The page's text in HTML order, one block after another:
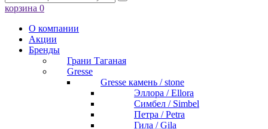
корзина 0
О компании
Акции
Бренды
Грани Таганая
Gresse
Gresse камень / stone
Эллора / Ellora
Симбел / Simbel
Петра / Petra
Гила / Gila